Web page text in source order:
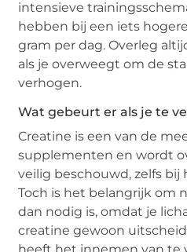
intensieve
hebben bij een iets
gram per dag. Overleg
als je overweegt om de
verhogen.
Wat gebeurt er als je te
Creatine is een van de
supplementen en wordt
veilig beschouwd, zelfs bij
Toch is het belangrijk om
dan nodig is, omdat je
creatine gewoon